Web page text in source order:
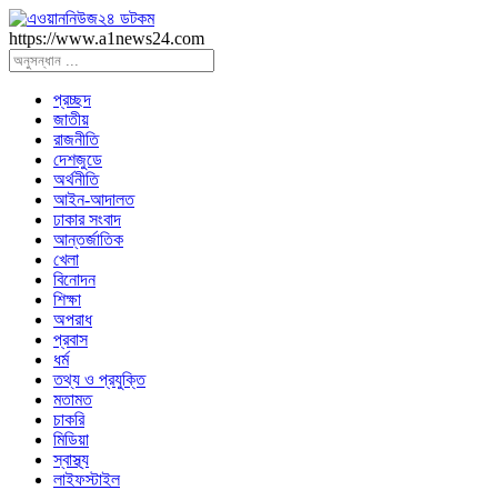
https://www.a1news24.com
প্রচ্ছদ
জাতীয়
রাজনীতি
দেশজুডে
অর্থনীতি
আইন-আদালত
ঢাকার সংবাদ
আন্তর্জাতিক
খেলা
বিনোদন
শিক্ষা
অপরাধ
প্রবাস
ধর্ম
তথ্য ও প্রযুক্তি
মতামত
চাকরি
মিডিয়া
স্বাস্থ্য
লাইফস্টাইল